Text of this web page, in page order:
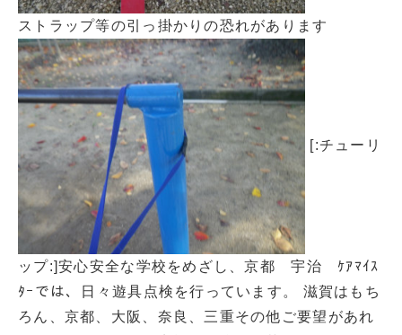
ストラップ等の引っ掛かりの恐れがあります
[:チューリ
ップ:]安心安全な学校をめざし、京都 宇治 ｹｱﾏｲｽ
ﾀｰでは、日々遊具点検を行っています。 滋賀はもち
ろん、京都、大阪、奈良、三重その他ご要望があれ